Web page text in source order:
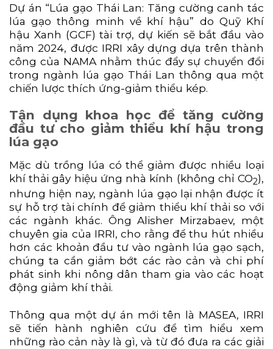
Dự án “Lúa gạo Thái Lan: Tăng cường canh tác
lúa gạo thông minh về khí hậu” do Quỹ Khí
hậu Xanh (GCF) tài trợ, dự kiến ​​sẽ bắt đầu vào
năm 2024, được IRRI xây dựng dựa trên thành
công của NAMA nhằm thúc đẩy sự chuyển đổi
trong ngành lúa gạo Thái Lan thông qua một
chiến lược thích ứng-giảm thiểu kép.
Tận dụng khoa học để tăng cường
đầu tư cho giảm thiểu khí hậu trong
lúa gạo
Mặc dù trồng lúa có thể giảm được nhiều loại
khí thải gây hiệu ứng nhà kính (không chỉ CO­2),
nhưng hiện nay, ngành lúa gạo lại nhận được ít
sự hỗ trợ tài chính để giảm thiểu khí thải so với
các ngành khác. Ông Alisher Mirzabaev, một
chuyên gia của IRRI, cho rằng để thu hút nhiều
hơn các khoản đầu tư vào ngành lúa gạo sạch,
chúng ta cần giảm bớt các rào cản và chi phí
phát sinh khi nông dân tham gia vào các hoạt
động giảm khí thải.
Thông qua một dự án mới tên là MASEA, IRRI
sẽ tiến hành nghiên cứu để tìm hiểu xem
những rào cản này là gì, và từ đó đưa ra các giải